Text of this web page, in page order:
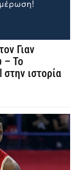
Γιαν
– Το
ιστορία